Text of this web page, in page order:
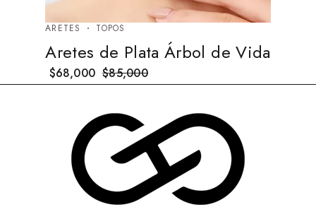
ARETES TOPOS
Aretes de Plata Árbol de Vida
$85,000
$68,000